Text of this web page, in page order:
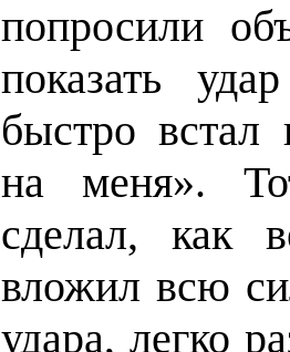
попросили
показать
быстро встал
на меня».
сделал, как
вложил всю
удара, легко